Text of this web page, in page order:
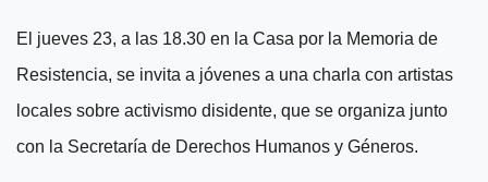
E jueves 23, a las 18.30 en la Casa por la Memoria de
Resistencia, se invita a jóvenes a una charla con artistas
locales sobre activismo disidente, que se organiza junto
con la Secretaría de Derechos Humanos y Géneros.